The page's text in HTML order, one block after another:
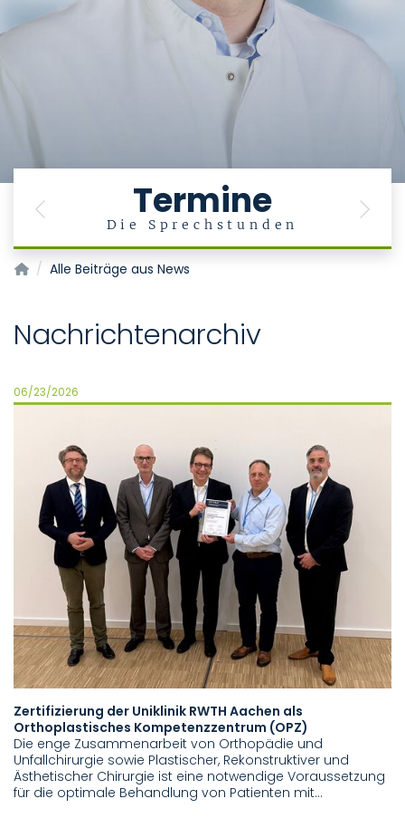
Termine
Die Sprechstunden
Previous Next
Klinik für Orthopädie, Unfall- und
Alle Beiträge aus News
Nachrichtenarchiv
06/23/2026
Zertifizierung der Uniklinik RWTH Aachen als
Orthoplastisches Kompetenzzentrum (OPZ)
Die enge Zusammenarbeit von Orthopädie und
Unfallchirurgie sowie Plastischer, Rekonstruktiver und
Ästhetischer Chirurgie ist eine notwendige Voraussetzung
für die optimale Behandlung von Patienten mit…